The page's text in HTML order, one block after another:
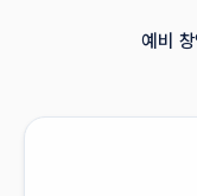
예비